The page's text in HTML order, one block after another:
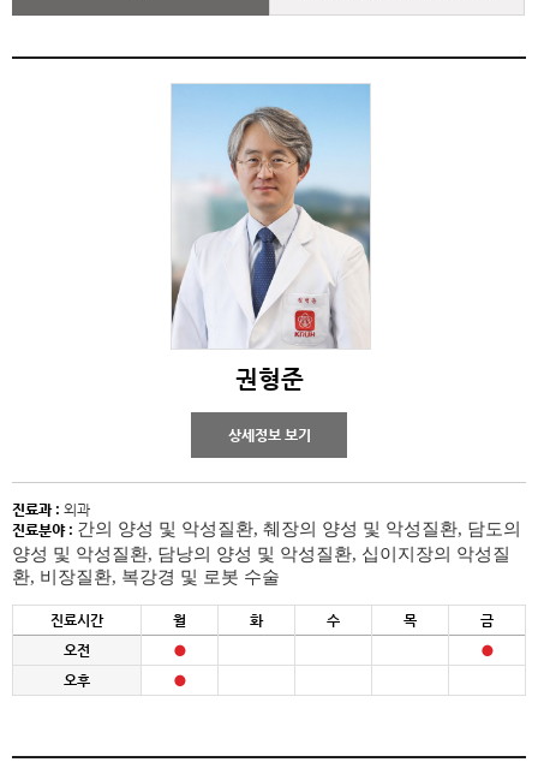
권형준
상세정보 보기
진료과 : 외과
진료분야 : 간의 양성 및 악성질환, 췌장의 양성 및 악성질환, 담도의
양성 및 악성질환, 담낭의 양성 및 악성질환, 십이지장의 악성질
환, 비장질환, 복강경 및 로봇 수술
진료시간 월 화 수 목
금
오전
오후